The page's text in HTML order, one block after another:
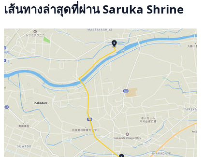
เส้นทางล่าสุดที่ผ่าน Saruka Shrine